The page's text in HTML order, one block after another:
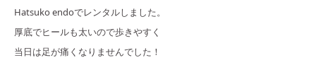
Hatsuko endoでレンタルしました。
厚底でヒールも太いので歩きやすく
当日は足が痛くなりませんでした！